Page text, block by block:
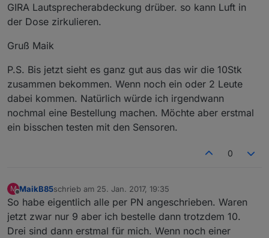
GIRA Lautsprecherabdeckung drüber. so kann Luft in
der Dose zirkulieren.
Gruß Maik
P.S. Bis jetzt sieht es ganz gut aus das wir die 10Stk
zusammen bekommen. Wenn noch ein oder 2 Leute
dabei kommen. Natürlich würde ich irgendwann
nochmal eine Bestellung machen. Möchte aber erstmal
ein bisschen testen mit den Sensoren.
0
M
Offline
MaikB85schrieb am 25. Jan. 2017, 19:35
zuletzt editiert von
So habe eigentlich alle per PN angeschrieben. Waren
jetzt zwar nur 9 aber ich bestelle dann trotzdem 10.
Drei sind dann erstmal für mich. Wenn noch einer